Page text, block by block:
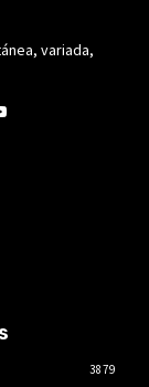
variada,
3879